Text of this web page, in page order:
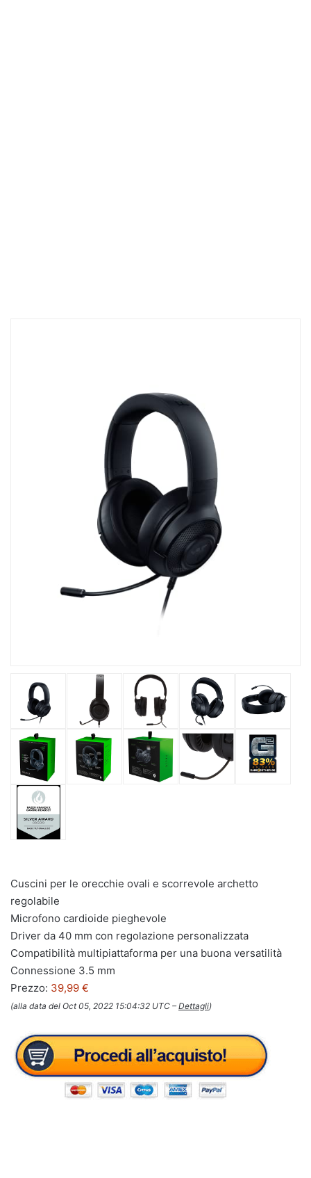
Cuscini per le orecchie ovali e scorrevole archetto
regolabile
Microfono cardioide pieghevole
Driver da 40 mm con regolazione personalizzata
Compatibilità multipiattaforma per una buona versatilità
Connessione 3.5 mm
Prezzo: 39,99 €
(alla data del Oct 05, 2022 15:04:32 UTC –Dettagli)